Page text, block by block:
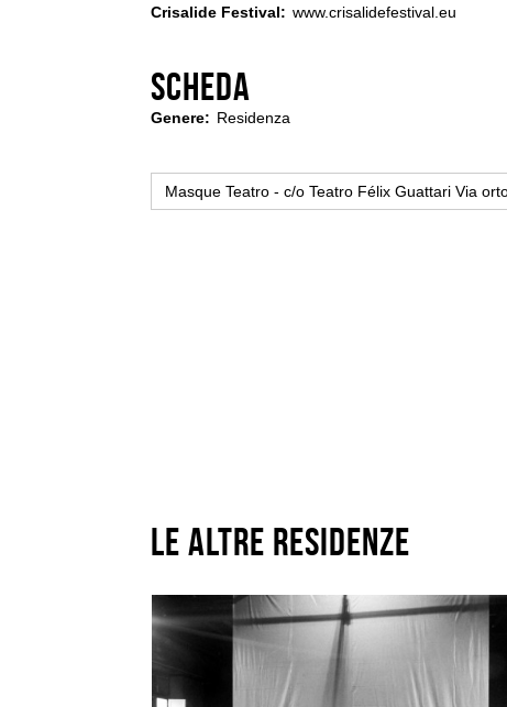
Crisalide Festival
www.crisalidefestival.eu
Scheda
Genere Residenza
Masque Teatro - c/o Teatro Félix Guattari Via
Le altre residenze